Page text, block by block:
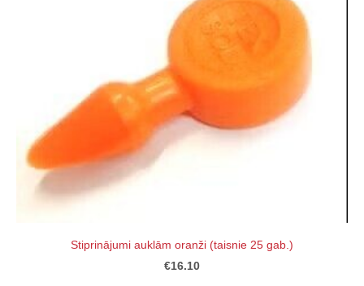
Stiprinājumi auklām oranži (taisnie 25 gab.)
€16.10